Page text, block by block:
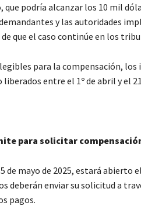
que podría alcanzar los 10 mil
y las autoridades
de que el caso continúe en los
para la compensación,
liberados entre el 1º de abril y el
para solicitar
de mayo de 2025, estará abierto
deberán enviar su solicitud a
pagos.